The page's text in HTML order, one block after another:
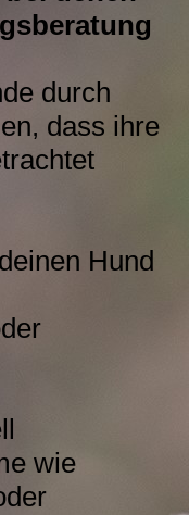
durch
dass ihre
Hund
wie